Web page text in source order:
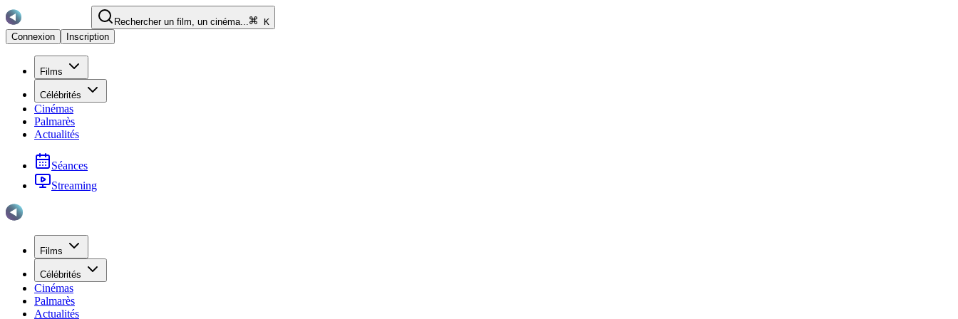
Rechercher un film, un cinéma...
K
Connexion
Inscription
Films
Célébrités
Cinémas
Palmarès
Actualités
Séances
Streaming
Films
Célébrités
Cinémas
Palmarès
Actualités